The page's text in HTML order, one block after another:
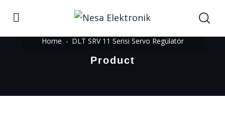
Home DLT SRV 11 Serisi Servo Regülatör
Product